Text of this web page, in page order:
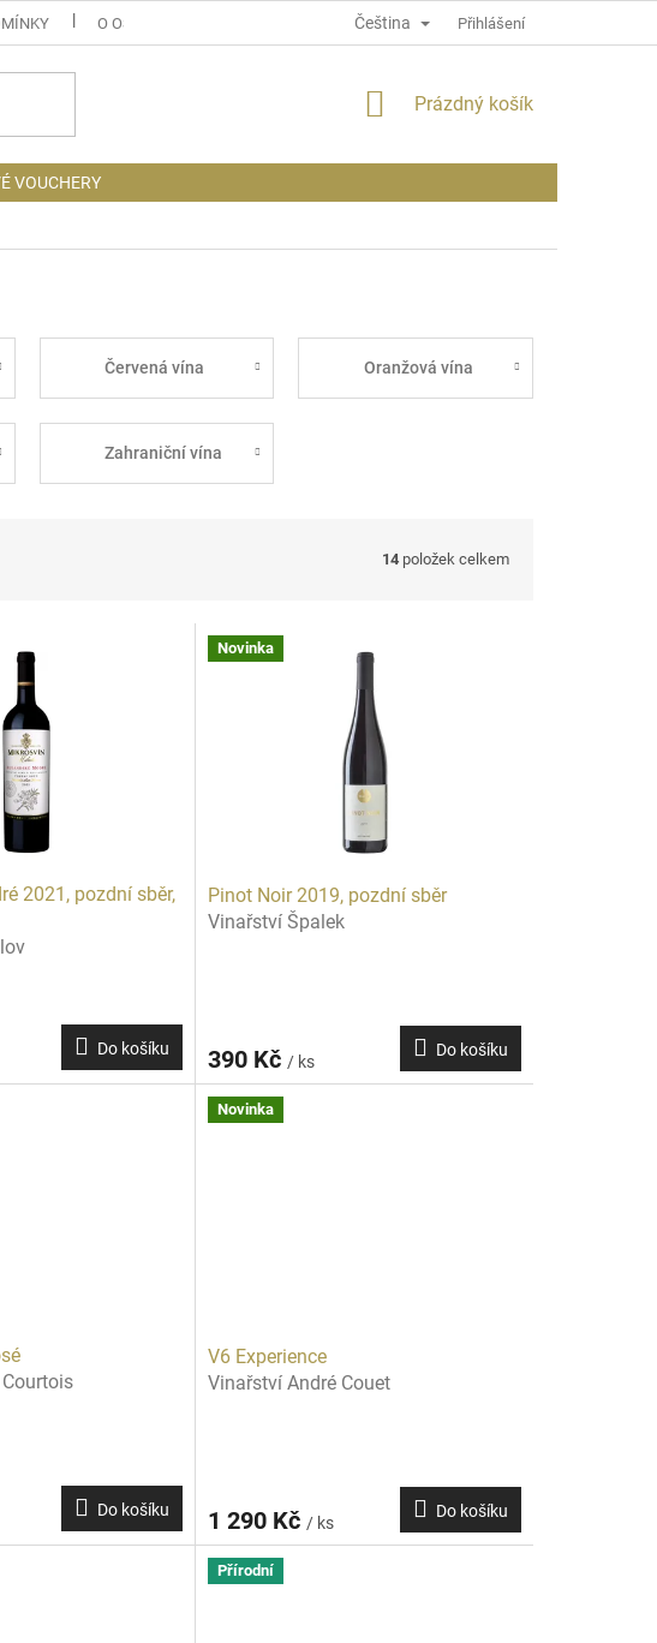
O OSOBNÍCH ÚDAJÍCH INFORMACE O WEBU
Čeština Přihlášení
NÁKUPNÍ
Prázdný košík
VOUCHERY
Červená vína Oranžová vína
Zahraniční vína
14 položek celkem
2021, pozdní sběr,
Do košíku
Novinka
Pinot Noir 2019, pozdní sběr
Vinařství Špalek
390 Kč / ks
Do košíku
Do košíku
Novinka
V6 Experience
Vinařství André Couet
1 290 Kč / ks
Do košíku
Přírodní